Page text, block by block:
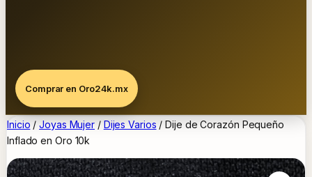
Comprar en Oro24k.mx
Inicio /Joyas Mujer / Dijes Varios / Dije de Corazón Pequeño
Inflado en Oro 10k